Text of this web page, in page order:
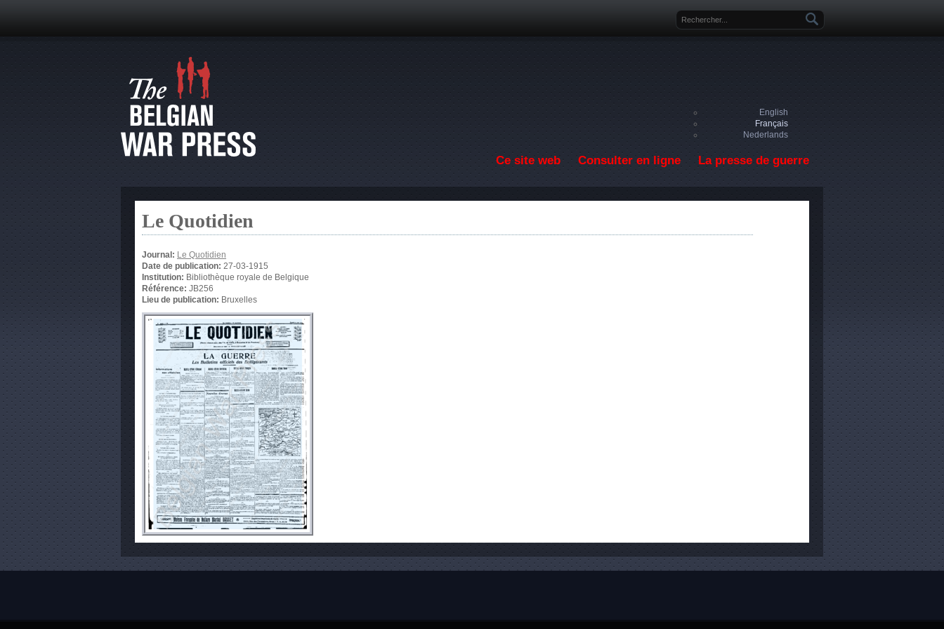
Formulaire de recherche
English
Français
Nederlands
Ce site web Consulter en ligne La presse de guerre
Le Quotidien
Journal: Le Quotidien
Date de publication: 27-03-1915
Institution: Bibliothèque royale de Belgique
Référence: JB256
Lieu de publication: Bruxelles